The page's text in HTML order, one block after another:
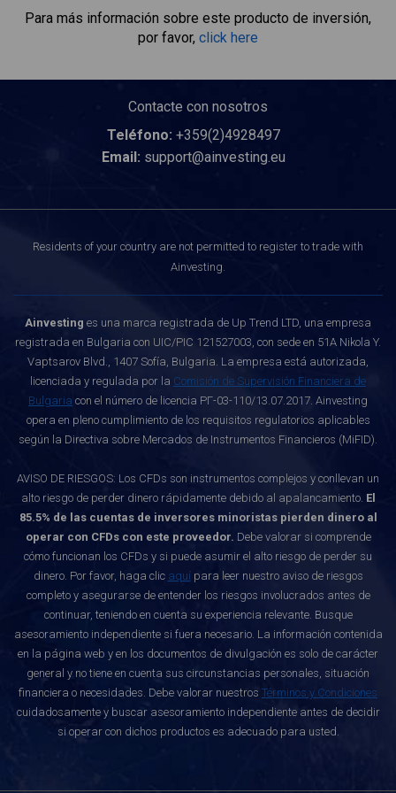
Para más información sobre este producto de inversión,
por favor, click here
Contacte con nosotros
Teléfono: +359(2)4928497
Email: support@ainvesting.eu
Residents of your country are not permitted to register to trade with
Ainvesting.
Ainvesting es una marca registrada de Up Trend LTD, una empresa
registrada en Bulgaria con UIC/PIC 121527003, con sede en 51A Nikola Y.
Vaptsarov Blvd., 1407 Sofía, Bulgaria. La empresa está autorizada,
licenciada y regulada por la Comisión de Supervisión Financiera de
Bulgaria con el número de licencia РГ-03-110/13.07.2017. Ainvesting
opera en pleno cumplimiento de los requisitos regulatorios aplicables
según la Directiva sobre Mercados de Instrumentos Financieros (MiFID).
AVISO DE RIESGOS: Los CFDs son instrumentos complejos y conllevan un
alto riesgo de perder dinero rápidamente debido al apalancamiento. El
85.5% de las cuentas de inversores minoristas pierden dinero al
operar con CFDs con este proveedor. Debe valorar si comprende
cómo funcionan los CFDs y si puede asumir el alto riesgo de perder su
dinero. Por favor, haga clic aquípara leer nuestro aviso de riesgos
completo y asegurarse de entender los riesgos involucrados antes de
continuar, teniendo en cuenta su experiencia relevante. Busque
asesoramiento independiente si fuera necesario. La información contenida
en la página web y en los documentos de divulgación es solo de carácter
general y no tiene en cuenta sus circunstancias personales, situación
financiera o necesidades. Debe valorar nuestros Términos y Condiciones
cuidadosamente y buscar asesoramiento independiente antes de decidir
si operar con dichos productos es adecuado para usted.